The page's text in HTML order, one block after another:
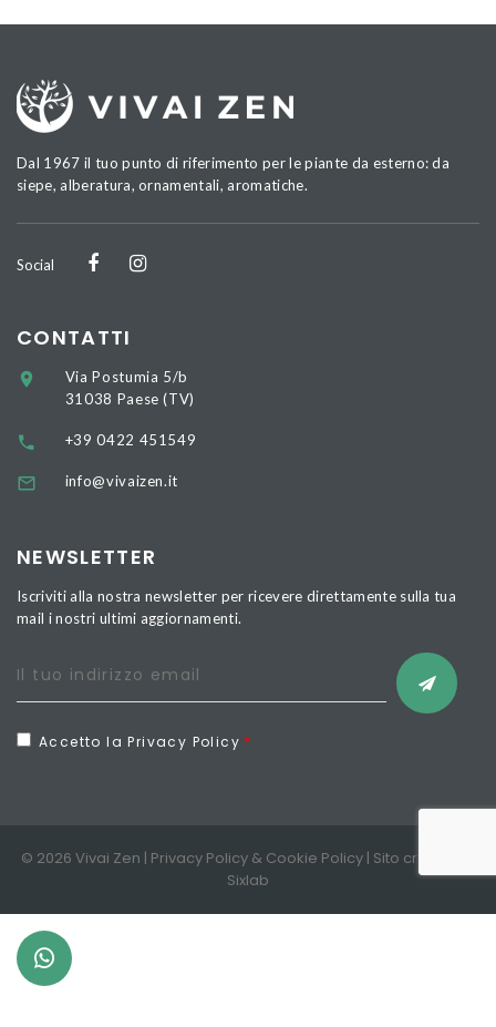
Dal 1967 il tuo punto di riferimento per le piante da esterno: da
siepe, alberatura, ornamentali, aromatiche.
Social
CONTATTI
Via Postumia 5/b
31038 Paese (TV)
+39 0422 451549
info@vivaizen.it
NEWSLETTER
Iscriviti alla nostra newsletter per ricevere direttamente sulla tua
mail i nostri ultimi aggiornamenti.
Accetto la Privacy Policy
© 2026 Vivai Zen | Privacy Policy & Cookie Policy | Sito creato da
Sixlab